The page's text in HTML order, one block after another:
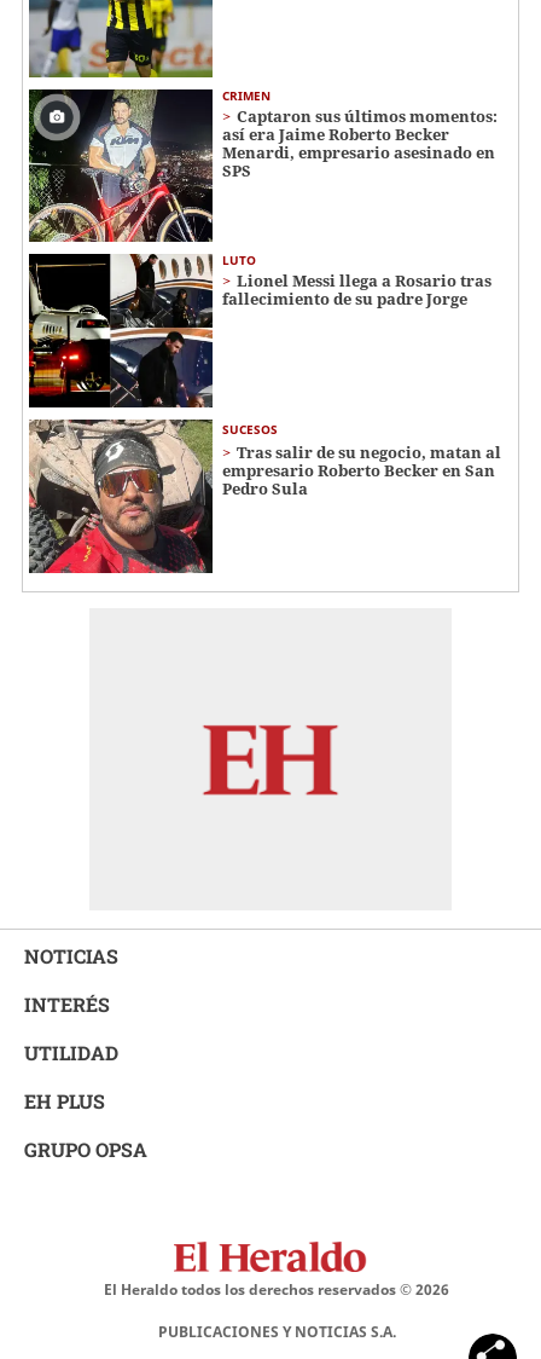
CRIMEN
Captaron sus últimos momentos:
así era Jaime Roberto Becker
Menardi​​​, empresario asesinado en
SPS
LUTO
Lionel Messi llega a Rosario tras
fallecimiento de su padre Jorge
SUCESOS
Tras salir de su negocio, matan al
empresario Roberto Becker en San
Pedro Sula
NOTICIAS
INTERÉS
UTILIDAD
EH PLUS
GRUPO OPSA
El Heraldo todos los derechos reservados ©2026
PUBLICACIONES Y NOTICIAS S.A.